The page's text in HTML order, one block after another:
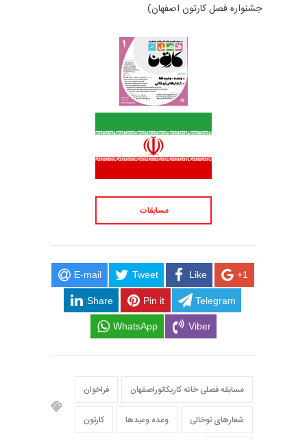
جشنواره فصل کارتون اصفهان)
مسابقات
E-mail Tweet Like +1
Share Pin it Telegram
WhatsApp Viber
فراخوان مسابقه فصلی خانه کاریکاتوراصفهان
کارتون وعده وعیدها شعارهای توخالی